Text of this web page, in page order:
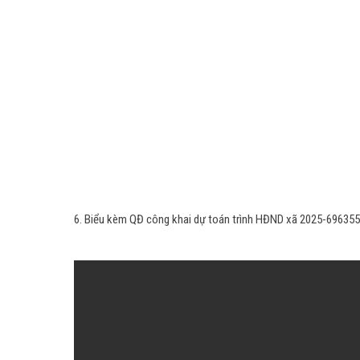
6. Biểu kèm QĐ công khai dự toán trình HĐND xã 2025-